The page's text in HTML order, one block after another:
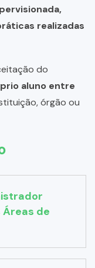
realizadas
do
aluno entre
órgão ou
Áreas de